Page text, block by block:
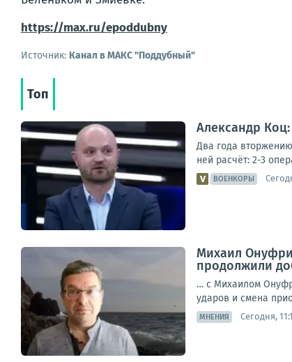
https://max.ru/epoddubny
Источник: Канал в МАКС "Поддубный"
Топ
Александр
Два года
ней расчёт: 2-3
ВОЕНКОРЫ
Михаил
продолжили
… с Михаилом
ударов и смена
МНЕНИЯ Сегодня,